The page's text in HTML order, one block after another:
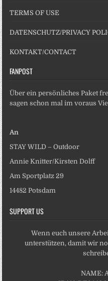
TERMS OF USE
DATENSCHUTZ/PRIVACY
KONTAKT/CONTACT
FANPOST
Über ein persönliches Paket
sagen schon mal im voraus
An
STAY WILD – Outdoor
Annie Knitter/Kirsten Dolff
Am Sportplatz 29
14482 Potsdam
SUPPORT US
Wenn euch unsere
unterstützen, damit wir
NAME: